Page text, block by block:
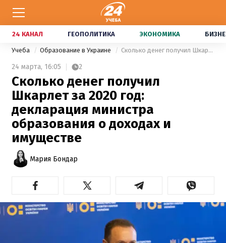
24 КАНАЛ ГЕОПОЛИТИКА ЭКОНОМИКА
Учеба Образование в Украине Сколько денег получил Шкарлет за 2020 год: декларация министра образования о доходах и имуществе
24 марта, 16:05 2
Сколько денег получил
Шкарлет за 2020 год:
декларация министра
образования о доходах и
имуществе
Мария Бондар